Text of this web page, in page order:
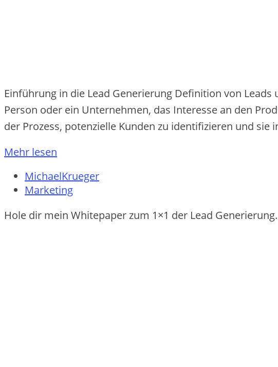
Einführung in die Lead Generierung Definition von
Person oder ein Unternehmen, das Interesse an den
der Prozess, potenzielle Kunden zu identifizieren und
Mehr lesen
MichaelKrueger
Marketing
Hole dir mein Whitepaper zum 1×1 der Lead Generierung.